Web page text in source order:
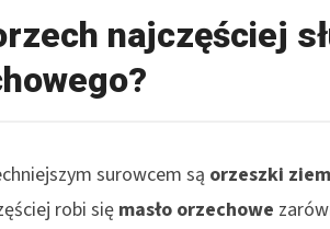
najczęściej
surowcem są orzeszki
robi sięmasło orzechowe